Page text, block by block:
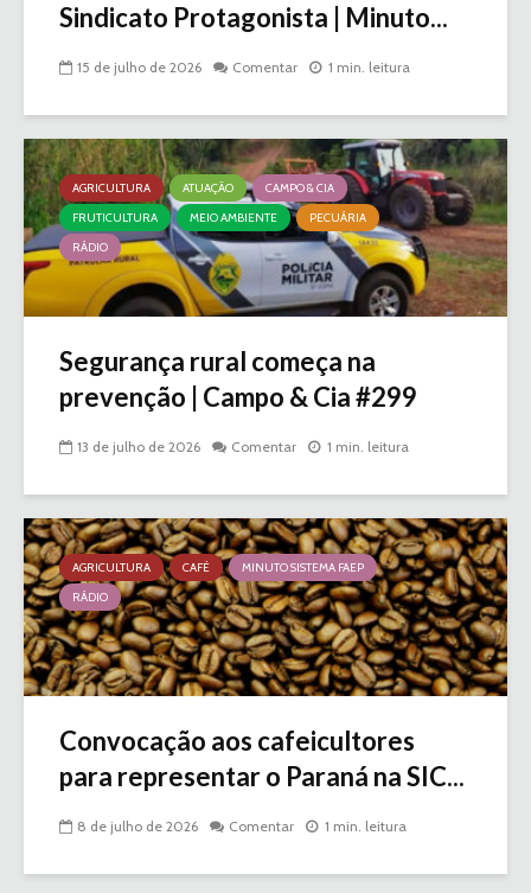
Sindicato Protagonista | Minuto...
15 de julho de 2026 Comentar 1 min. leitura
AGRICULTURA ATUAÇÃO
CAMPO & CIA
FRUTICULTURA
MEIO AMBIENTE
PECUÁRIA
RÁDIO
Segurança rural começa na
prevenção | Campo & Cia #299
13 de julho de 2026 Comentar 1 min. leitura
AGRICULTURA CAFÉ
MINUTO SISTEMA FAEP
RÁDIO
Convocação aos cafeicultores
para representar o Paraná na SIC...
8 de julho de 2026 Comentar 1 min. leitura